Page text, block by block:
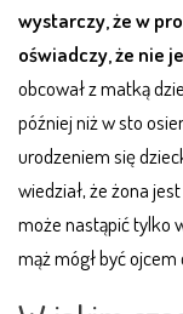
wystarczy, że w
oświadczy, że nie
obcował z matką
później niż w sto
urodzeniem się
wiedział, że żona
może nastąpić tylko
mąż mógł być ojcem